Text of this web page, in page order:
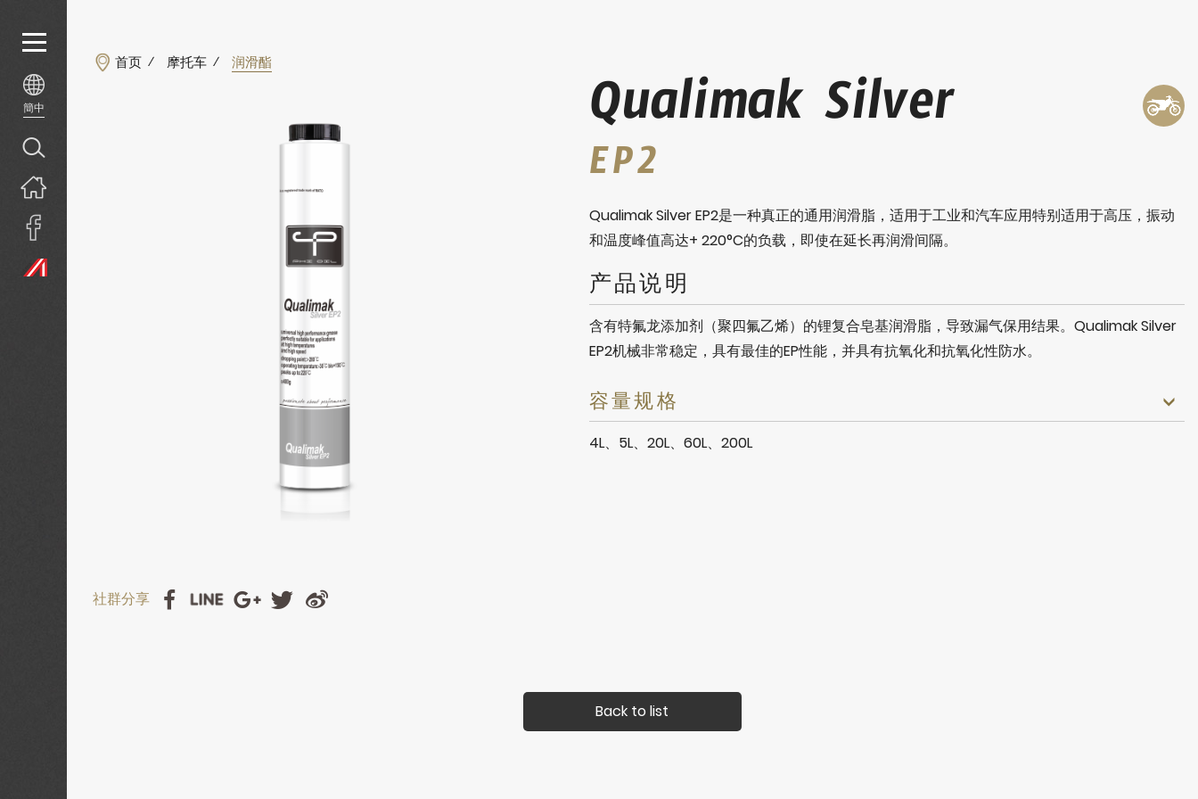
首页 摩托车 润滑酯
Qualimak Silver
EP2
Qualimak Silver EP2是一种真正的通用润滑脂，适用于工业和汽车应用特别适用于高压，振动
和温度峰值高达+ 220°C的负载，即使在延长再润滑间隔。
产品说明
含有特氟龙添加剂（聚四氟乙烯）的锂复合皂基润滑脂，导致漏气保用结果。Qualimak Silver
EP2机械非常稳定，具有最佳的EP性能，并具有抗氧化和抗氧化性防水。
容量规格
4L、5L、20L、60L、200L
Back to list